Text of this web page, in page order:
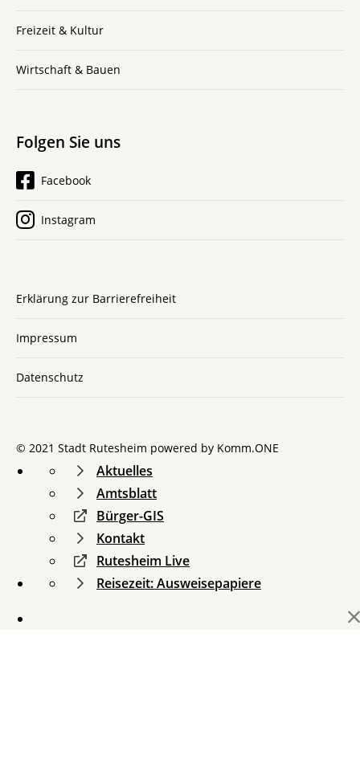
Freizeit & Kultur
Wirtschaft & Bauen
Folgen Sie uns
Facebook
Instagram
Erklärung zur Barrierefreiheit
Impressum
Datenschutz
© 2021 Stadt Rutesheim powered by Komm.ONE
Aktuelles
Amtsblatt
Bürger-GIS
Kontakt
Rutesheim Live
Reisezeit: Ausweisepapiere